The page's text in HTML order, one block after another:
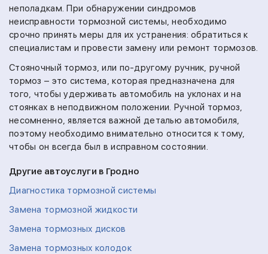
неполадкам. При обнаружении синдромов
неисправности тормозной системы, необходимо
срочно принять меры для их устранения: обратиться к
специалистам и провести замену или ремонт тормозов.
Стояночный тормоз, или по-другому ручник, ручной
тормоз – это система, которая предназначена для
того, чтобы удерживать автомобиль на уклонах и на
стоянках в неподвижном положении. Ручной тормоз,
несомненно, является важной деталью автомобиля,
поэтому необходимо внимательно относится к тому,
чтобы он всегда был в исправном состоянии.
Другие автоуслуги в Гродно
Диагностика тормозной системы
Замена тормозной жидкости
Замена тормозных дисков
Замена тормозных колодок